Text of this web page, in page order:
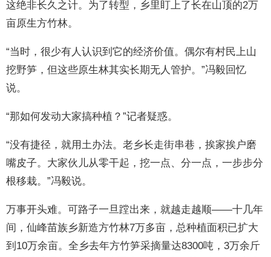
这绝非长久之计。为了转型，乡里盯上了长在山顶的2万
亩原生方竹林。
“当时，很少有人认识到它的经济价值。偶尔有村民上山
挖野笋，但这些原生林其实长期无人管护。”冯毅回忆
说。
“那如何发动大家搞种植？”记者疑惑。
“没有捷径，就用土办法。老乡长走街串巷，挨家挨户磨
嘴皮子。大家伙儿从零干起，挖一点、分一点，一步步分
根移栽。”冯毅说。
万事开头难。可路子一旦蹚出来，就越走越顺——十几年
间，仙峰苗族乡新造方竹林7万多亩，总种植面积已扩大
到10万余亩。全乡去年方竹笋采摘量达8300吨，3万余斤